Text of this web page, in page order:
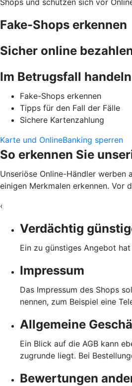
Fake-Shops erkennen
Sicher online
Im Betrugsfall handeln
Fake-Shops erkennen
Tipps für den Fall der Fälle
Sichere Kartenzahlung
Karte und OnlineBanking sperren
So erkennen Sie
Unseriöse Online-Händler werben
einigen Merkmalen erkennen. Vor
‹
Verdächtig
Ein zu günstiges Angebot
Impressum
Das Impressum des Shops
nennen, zum Beispiel eine
Allgemeine
Ein Blick auf die AGB kann
zugrunde liegt. Bei
Bewertungen